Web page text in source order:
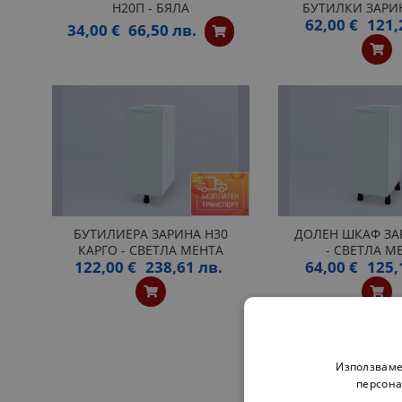
Н20П - БЯЛА
34,00 € 66,50 лв.
БУТИЛКИ
62,00 €
БУТИЛИЕРА ЗАРИНА Н30
КАРГО - СВЕТЛА МЕНТА
122,00 € 238,61 лв.
ДОЛЕН ШКАФ
- СВЕТЛА
64,00 €